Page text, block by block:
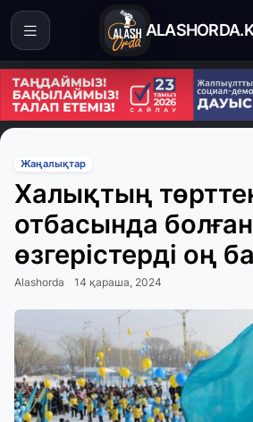
Жаңалықтар
Халықтың
отбасында болған
өзгерістерді оң
Alashorda 14 қараша, 2024